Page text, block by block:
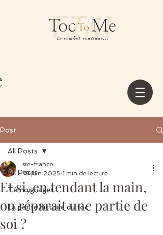
Post
All Posts
Témoignages
La petite histoire du toc
All Posts
Et si, en tendant la main,
on réparait une partie de
soi ?
ste-franco
19 juin 2025 1 min de lecture